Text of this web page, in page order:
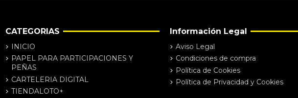
CATEGORIAS
INICIO
PAPEL PARA PARTICIPACIONES Y
PEÑAS
CARTELERIA DIGITAL
TIENDALOTO+
Información Legal
Aviso Legal
Condiciones de compra
Política de Cookies
Política de Privacidad y Cookies